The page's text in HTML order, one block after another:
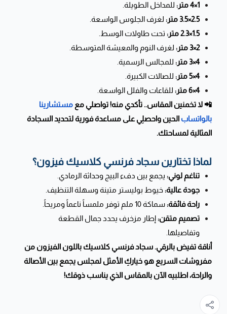
1×4 متر:
للمداخل الطويلة.
2.5×3.5 متر:
لغرف الجلوس الواسعة.
1.5×2.3 متر:
تحت طاولات الوسط.
2×3 متر:
لغرف النوم والمعيشة المتوسطة.
4×3 متر:
للمجالس الرسمية.
4×5 متر:
للصالات الكبيرة.
4×6 متر:
للقاعات والفلل الواسعة.
📲 لا تخمنين المقاس.. تأكدي منه! تواصلي مع مستشارينا
بالواتساب الحين واحصلِي على مساعدة فورية لتحديد السجادة
المثالية لمساحتك.
لماذا تختارين سجاد فرنسي كلاسيك فيزون؟
تناغم لوني: يجمع بين دفء البيج وحداثة الرمادي.
جودة عالية:خيوط بوليستر متينة وسهلة التنظيف.
راحة فائقة:سماكة 10 ملم توفر ملمساً ناعماً ومريحاً.
تصميم متقن:إطار مزخرف يحدد جمال القطعة
وتفاصيلها.
أناقة تفيض بالرقي. سجاد فرنسي كلاسيك باللون الفيزون من
مفروشات السريع هو خياركِ الأمثل لمجلس يجمع بين الأصالة
والراحة، اطلبيه الآن بالمقاس الذي يناسب ذوقك!